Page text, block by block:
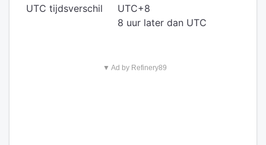
UTC tijdsverschil
UTC+8
8 uur later dan UTC
▼ Ad by Refinery89